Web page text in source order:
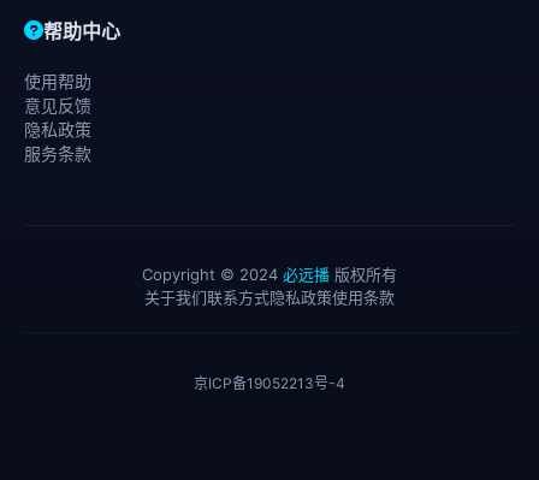
帮助中心
使用帮助
意见反馈
隐私政策
服务条款
Copyright © 2024 必远播 版权所有
关于我们联系方式隐私政策使用条款
京ICP备19052213号-4